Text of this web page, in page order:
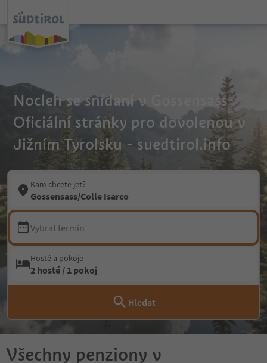
Nocleh se snídaní v Gossensass-
Oficiální stránky pro dovolenou v
Jižním Tyrolsku - suedtirol.info
Kam chcete jet?
Gossensass/Colle Isarco
Vybrat termín
Hosté a pokoje
2 hosté / 1 pokoj
Hledat
Všechny penziony v